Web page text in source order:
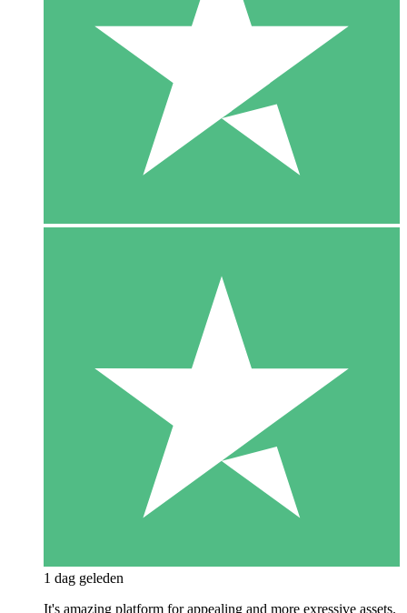
1 dag geleden
It's amazing platform for appealing and more exressive assets.